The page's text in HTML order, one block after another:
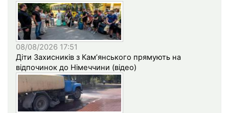
08/08/2026 17:51
Діти Захисників з Кам’янського прямують на
відпочинок до Німеччини (відео)